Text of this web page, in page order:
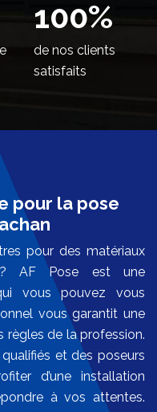
100%
de nos clients
satisfaits
pour la pose
pour des matériaux
AF Pose est une
vous pouvez vous
vous garantit une
règles de la profession.
et des poseurs
d’une installation
à vos attentes.